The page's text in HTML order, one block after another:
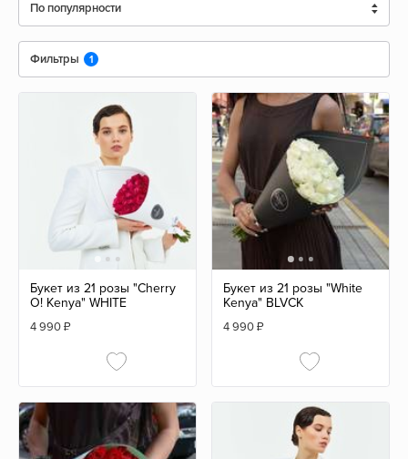
По популярности
Фильтры 1
Букет из 21 розы "Cherry
O! Kenya" WHITE
4 990₽
Букет из 21 розы "White
Kenya" BLVCK
4 990₽